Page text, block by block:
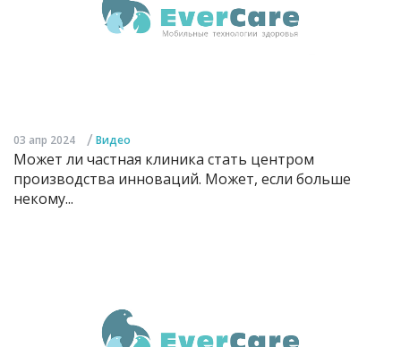
03 апр 2024 / Видео
Может ли частная клиника стать центром
производства инноваций. Может, если больше
некому...